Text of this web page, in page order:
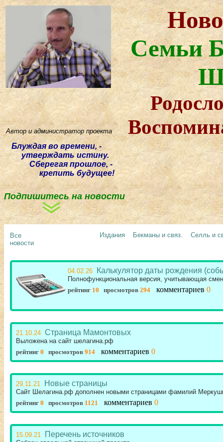
Семьи
Автор и администратор проекта
Блуждая во времени, -
утверждать истину.
Сберегая прошлое, -
крепить будущее!
Подпишитесь на новости
Все
новости
Издания Бекманы и связ. Селль и
04.02.26 Калькулятор даты рождения
Полнофункциональная версия, учитывающая
рейтинг 10 просмотров 294 комментариев 0
21.10.24 Страница Мамонтовых
Выложена на сайт шелагина.рф
рейтинг 0 просмотров 914 комментариев 0
29.11.21 Новые страницы
Сайт Шелагина.рф дополнен новыми страницами фамилий
рейтинг 0 просмотров 1121 комментариев 0
15.09.21 Перечень источников